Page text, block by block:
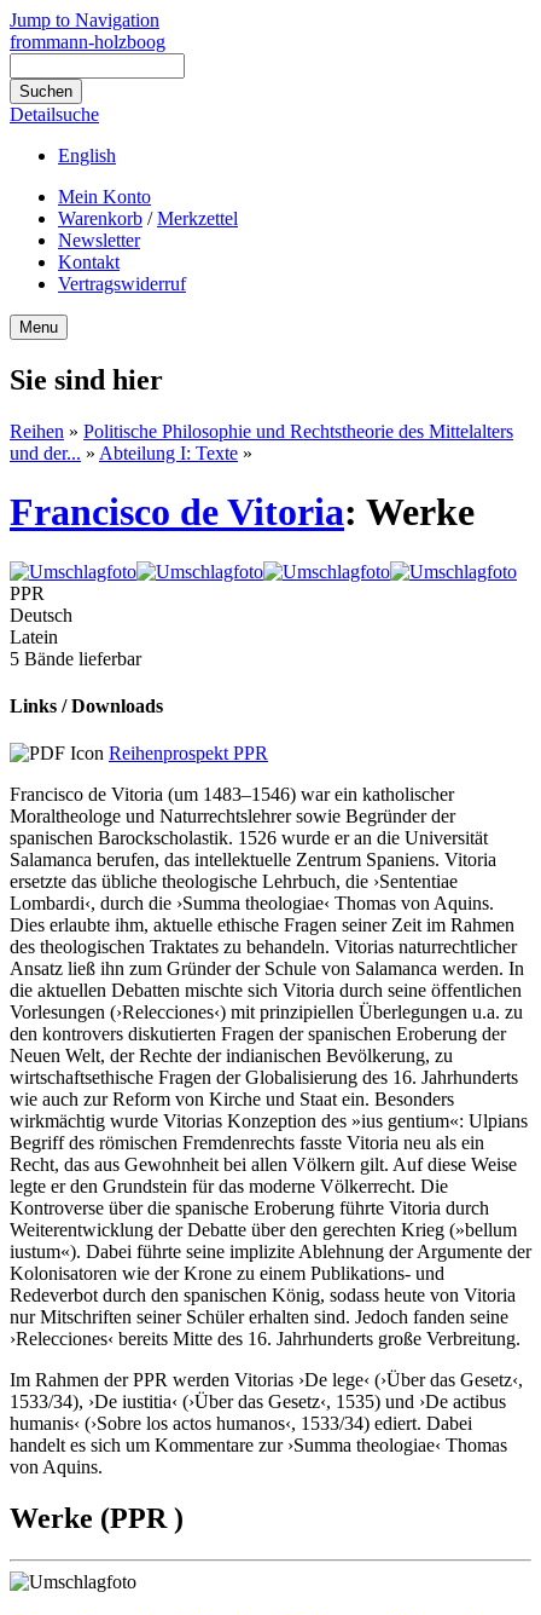
Jump to Navigation
frommann-holzboog
Detailsuche
English
Mein Konto
Warenkorb /Merkzettel
Newsletter
Kontakt
Vertragswiderruf
Menu
Sie sind hier
Reihen » Politische Philosophie und Rechtstheorie des Mittelalters
und der... » Abteilung I: Texte »
Francisco de Vitoria: Werke
PPR
Deutsch
Latein
5 Bände lieferbar
Links / Downloads
Reihenprospekt PPR
Francisco de Vitoria (um 1483–1546) war ein katholischer
Moraltheologe und Naturrechtslehrer sowie Begründer der
spanischen Barockscholastik. 1526 wurde er an die Universität
Salamanca berufen, das intellektuelle Zentrum Spaniens. Vitoria
ersetzte das übliche theologische Lehrbuch, die ›Sententiae
Lombardi‹, durch die ›Summa theologiae‹ Thomas von Aquins.
Dies erlaubte ihm, aktuelle ethische Fragen seiner Zeit im Rahmen
des theologischen Traktates zu behandeln. Vitorias naturrechtlicher
Ansatz ließ ihn zum Gründer der Schule von Salamanca werden. In
die aktuellen Debatten mischte sich Vitoria durch seine öffentlichen
Vorlesungen (›Relecciones‹) mit prinzipiellen Überlegungen u.a. zu
den kontrovers diskutierten Fragen der spanischen Eroberung der
Neuen Welt, der Rechte der indianischen Bevölkerung, zu
wirtschaftsethische Fragen der Globalisierung des 16. Jahrhunderts
wie auch zur Reform von Kirche und Staat ein. Besonders
wirkmächtig wurde Vitorias Konzeption des »ius gentium«: Ulpians
Begriff des römischen Fremdenrechts fasste Vitoria neu als ein
Recht, das aus Gewohnheit bei allen Völkern gilt. Auf diese Weise
legte er den Grundstein für das moderne Völkerrecht. Die
Kontroverse über die spanische Eroberung führte Vitoria durch
Weiterentwicklung der Debatte über den gerechten Krieg (»bellum
iustum«). Dabei führte seine implizite Ablehnung der Argumente der
Kolonisatoren wie der Krone zu einem Publikations- und
Redeverbot durch den spanischen König, sodass heute von Vitoria
nur Mitschriften seiner Schüler erhalten sind. Jedoch fanden seine
›Relecciones‹ bereits Mitte des 16. Jahrhunderts große Verbreitung.
Im Rahmen der PPR werden Vitorias ›De lege‹ (›Über das Gesetz‹,
1533/34), ›De iustitia‹ (›Über das Gesetz‹, 1535) und ›De actibus
humanis‹ (›Sobre los actos humanos‹, 1533/34) ediert. Dabei
handelt es sich um Kommentare zur ›Summa theologiae‹ Thomas
von Aquins.
Werke (PPR )